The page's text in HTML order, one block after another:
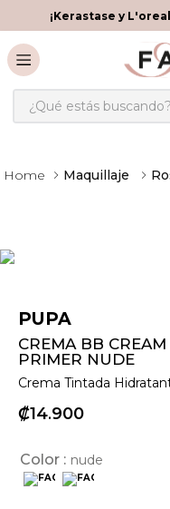
¡Kerastase y
¿Qué estás buscando?
Maquillaje
PUPA
CREMA BB
PRIMER NUDE
Crema Tintada
₡14 900
Color nude